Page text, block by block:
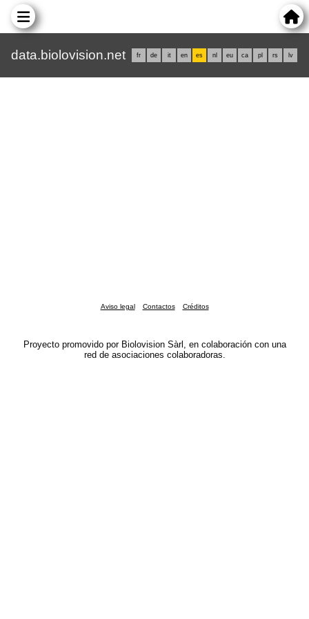
data.biolovision.net fr de it en es nl eu ca pl rs lv
Aviso legal Contactos Créditos
Proyecto promovido por Biolovision Sàrl, en colaboración con una
red de asociaciones colaboradoras.